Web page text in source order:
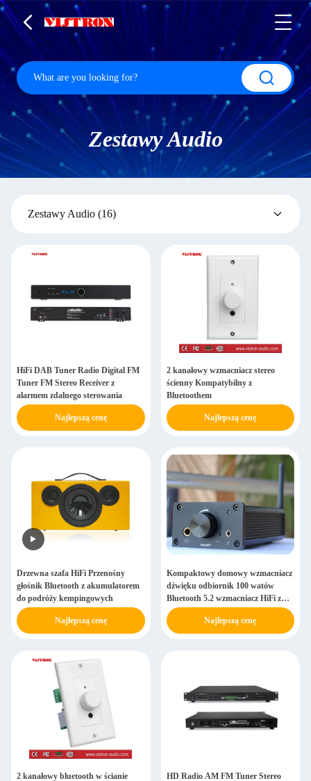
Zestawy Audio
Zestawy Audio (16)
HiFi DAB Tuner Radio Digital FM
Tuner FM Stereo Receiver z
alarmem zdalnego sterowania
Najlepszą cenę
2 kanałowy wzmacniacz stereo
ścienny Kompatybilny z
Bluetoothem
Najlepszą cenę
Drzewna szafa HiFi Przenośny
głośnik Bluetooth z akumulatorem
do podróży kempingowych
Najlepszą cenę
Kompaktowy domowy wzmacniacz
dźwięku odbiornik 100 watów
Bluetooth 5.2 wzmacniacz HiFi z
wyjściem słuchawkowym
Najlepszą cenę
2 kanałowy bluetooth w ścianie
HD Radio AM FM Tuner Stereo